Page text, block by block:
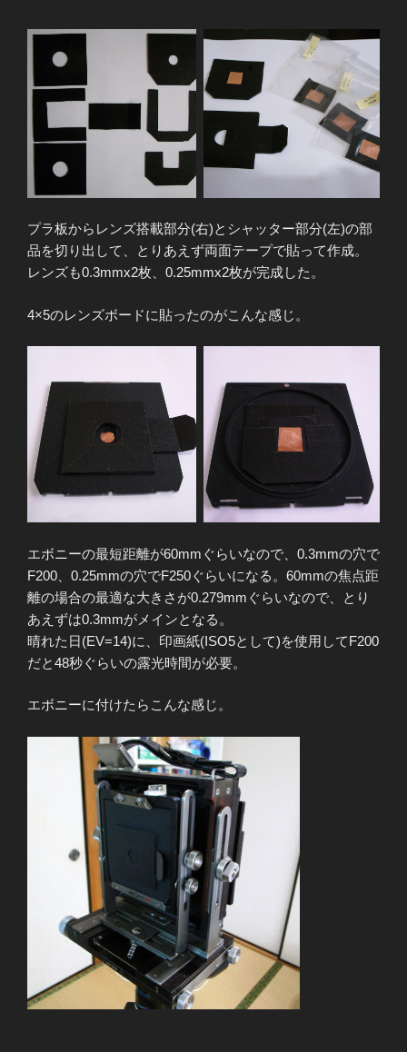
プラ板からレンズ搭載部分(右)とシャッター部分(左)の部
品を切り出して、とりあえず両面テープで貼って作成。
レンズも0.3mmx2枚、0.25mmx2枚が完成した。
4×5のレンズボードに貼ったのがこんな感じ。
エボニーの最短距離が60mmぐらいなので、0.3mmの穴で
F200、0.25mmの穴でF250ぐらいになる。60mmの焦点距
離の場合の最適な大きさが0.279mmぐらいなので、とり
あえずは0.3mmがメインとなる。
晴れた日(EV=14)に、印画紙(ISO5として)を使用してF200
だと48秒ぐらいの露光時間が必要。
エボニーに付けたらこんな感じ。